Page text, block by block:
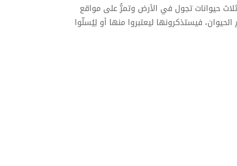
حيوانات تجول في الأرض وتمرُّ على مواقع
فيستذكرونها ليعتبروا منها أو لِيُسلّوا